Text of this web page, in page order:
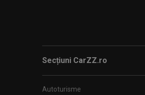
Secțiuni CarZZ.ro
Autoturisme